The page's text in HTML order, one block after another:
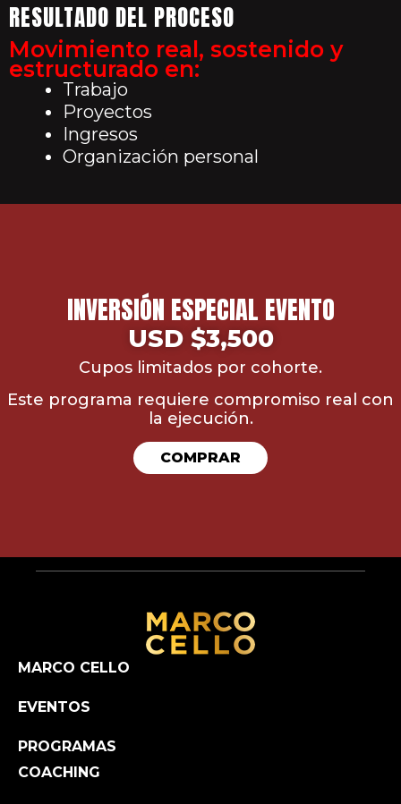
RESULTADO DEL PROCESO
Movimiento real, sostenido y
estructurado en:
Trabajo
Proyectos
Ingresos
Organización personal
INVERSIÓN ESPECIAL EVENTO
USD $3,500
Cupos limitados por cohorte.
Este programa requiere compromiso real con
la ejecución.
COMPRAR
MARCO CELLO
EVENTOS
PROGRAMAS
COACHING